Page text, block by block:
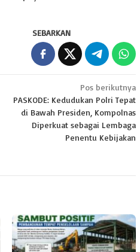
SEBARKAN
Pos berikutnya
PASKODE: Kedudukan Polri Tepat
di Bawah Presiden, Kompolnas
Diperkuat sebagai Lembaga
Penentu Kebijakan